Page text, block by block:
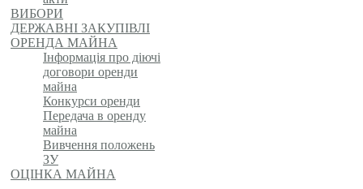
ВИБОРИ
ДЕРЖАВНІ ЗАКУПІВЛІ
ОРЕНДА МАЙНА
Інформація про діючі
договори оренди
майна
Конкурси оренди
Передача в оренду
майна
Вивчення положень
ЗУ
ОЦІНКА МАЙНА